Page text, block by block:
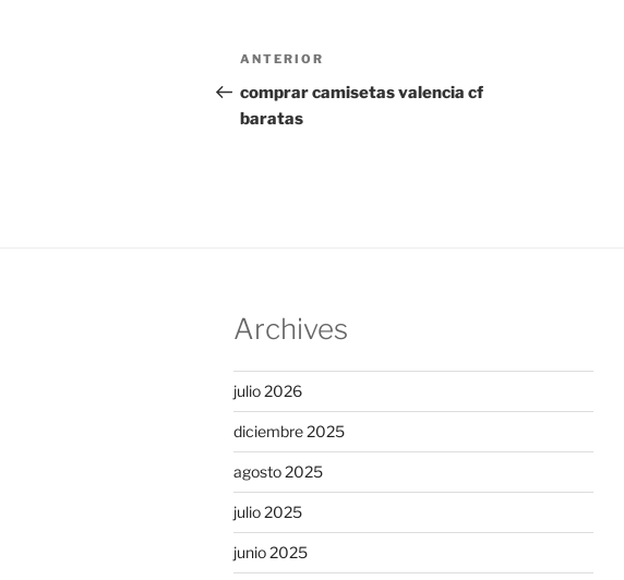
Navegación
de
entradas
Entrada
anterior:
ANTERIOR
comprar camisetas valencia cf
baratas
Archives
julio 2026
diciembre 2025
agosto 2025
julio 2025
junio 2025